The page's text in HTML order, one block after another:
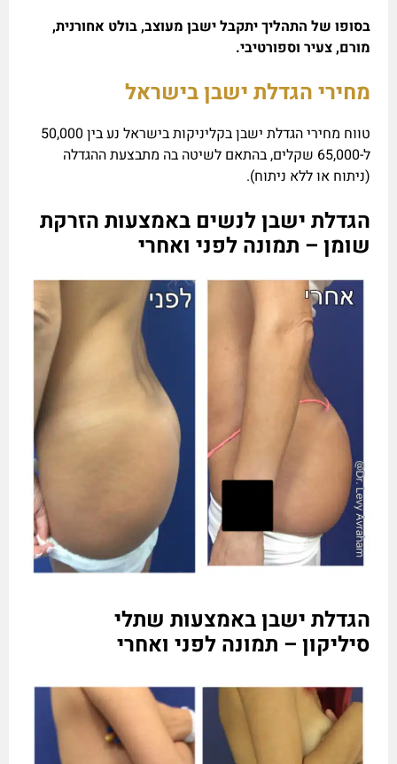
בסופו של התהליך יתקבל ישבן מעוצב, בולט אחורנית,
מורם, צעיר וספורטיבי.
מחירי הגדלת ישבן בישראל
טווח מחירי הגדלת ישבן בקליניקות בישראל נע בין 50,000
ל-65,000 שקלים, בהתאם לשיטה בה מתבצעת ההגדלה
(ניתוח או ללא ניתוח).
הגדלת ישבן לנשים באמצעות הזרקת
שומן – תמונה לפני ואחרי
הגדלת ישבן באמצעות שתלי
סיליקון – תמונה לפני ואחרי